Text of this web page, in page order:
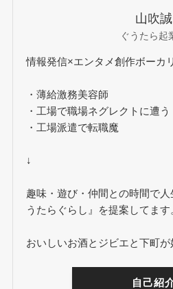
山吹誠
ぐうたら起
情報発信×エンタメ創作ボーカ
・薄給激務美容師
・工場で職場ネグレクトに遭う
・工場派遣で転職魔
↓
趣味・遊び・仲間との時間で
うたらぐらし』を提案してます
おいしいお酒とジビエと下町が
自己紹